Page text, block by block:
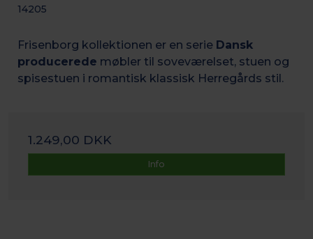
14205
Frisenborg kollektionen er en serie Dansk
producerede møbler til soveværelset, stuen og
spisestuen i romantisk klassisk Herregårds stil.
1.249,00 DKK
Info